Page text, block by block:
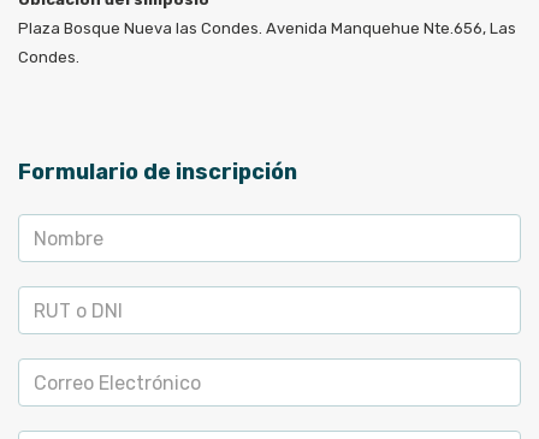
Plaza Bosque Nueva las Condes. Avenida Manquehue Nte.656, Las
Condes.
Formulario de inscripción